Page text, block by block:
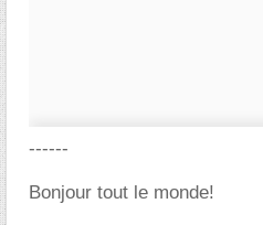
------
Bonjour tout le monde!